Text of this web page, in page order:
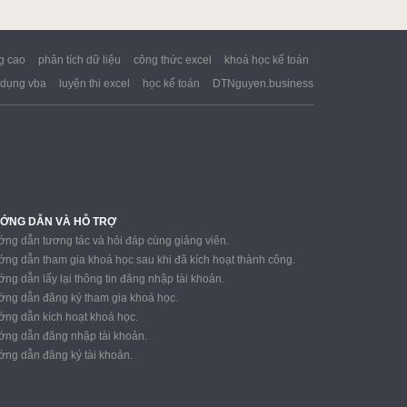
cao phân tích dữ liệu công thức excel
khoá học kế toán
vba luyện thi excel học kế toán DTNguyen.business
DẪN VÀ HỖ TRỢ
dẫn tương tác và hỏi đáp cùng giảng viên.
dẫn tham gia khoá học sau khi đã kích hoạt thành công.
dẫn lấy lại thông tin đăng nhập tài khoản.
dẫn đăng ký tham gia khoá học.
dẫn kích hoạt khoá học.
dẫn đăng nhập tài khoản.
dẫn đăng ký tài khoản.